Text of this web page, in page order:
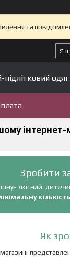
та
підлітковий
інтернет-
Зробити
якісний
Як